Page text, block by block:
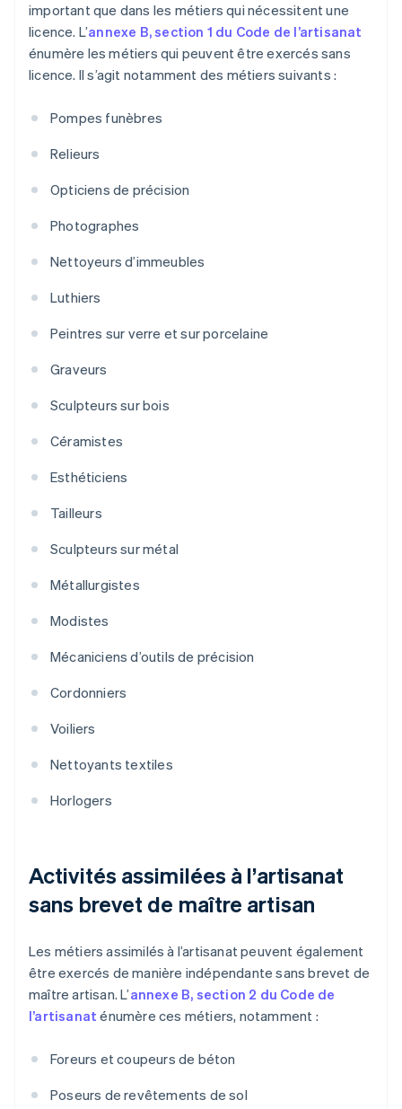
important que dans les métiers qui nécessitent une
licence. L’annexe B, section 1 du Code de l’artisanat
énumère les métiers qui peuvent être exercés sans
licence. Il s’agit notamment des métiers suivants :
Pompes funèbres
Relieurs
Opticiens de précision
Photographes
Nettoyeurs d’immeubles
Luthiers
Peintres sur verre et sur porcelaine
Graveurs
Sculpteurs sur bois
Céramistes
Esthéticiens
Tailleurs
Sculpteurs sur métal
Métallurgistes
Modistes
Mécaniciens d’outils de précision
Cordonniers
Voiliers
Nettoyants textiles
Horlogers
Activités assimilées à l’artisanat
sans brevet de maître artisan
Les métiers assimilés à l’artisanat peuvent également
être exercés de manière indépendante sans brevet de
maître artisan. L’annexe B, section 2 du Code de
l’artisanat énumère ces métiers, notamment :
Foreurs et coupeurs de béton
Poseurs de revêtements de sol